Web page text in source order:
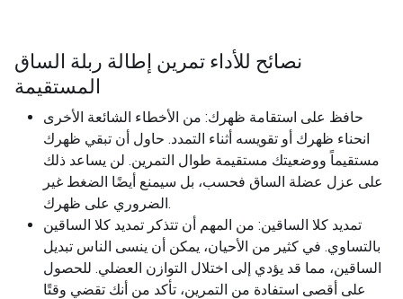
نصائح للأداء تمرين إطالة ربلة الساق
المستقيمة
حافظ على استقامة ظهرك: من الأخطاء الشائعة الأخرى
انحناء ظهرك أو تقويسه أثناء التمدد. حاول أن تبقي ظهرك
مستقيماً ووضعيتك مستقيمة طوال التمرين. لن يساعد ذلك
على عزل عضلة الساق فحسب، بل سيمنع أيضًا الضغط غير
الضروري على ظهرك.
تمديد كلا الساقين: من المهم أن تتذكر تمديد كلا الساقين
بالتساوي. في كثير من الأحيان، يمكن أن ينسى الناس تبديل
الساقين، مما قد يؤدي إلى اختلال التوازن العضلي. للحصول
على أقصى استفادة من التمرين، تأكد من أنك تقضي وقتًا